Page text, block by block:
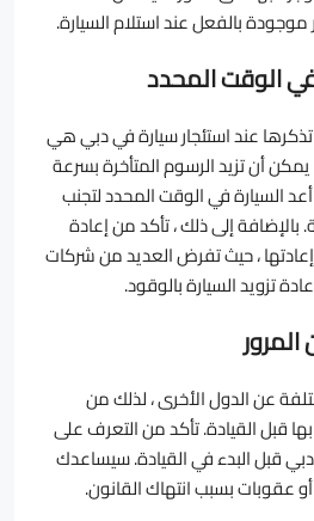
بالفعل عند استلام السيارة.
الوقت المحدد
عند استئجار سيارة في دبي هي
أن تزيد الرسوم المتأخرة بسرعة
السيارة في الوقت المحدد لتجنب
بالإضافة إلى ذلك ، تأكد من إعادة
إعادتها ، حيث تفرض العديد من شركات
تزويد السيارة بالوقود.
عن الدول الأخرى ، لذلك من
قبل القيادة. تأكد من التعرف على
قبل البدء في القيادة. سيساعدك
عقوبات بسبب انتهاك القانون.